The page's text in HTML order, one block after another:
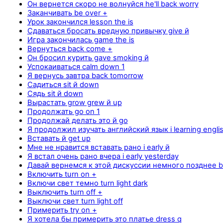
Он вернется скоро не волнуйся he'll back worry
Заканчивать be over +
Урок закончился lesson the is
Сдаваться бросать вредную привычку give й
Игра закончилась game the is
Вернуться back come +
Он бросил курить gave smoking й
Успокаиваться calm down 1
Я вернусь завтра back tomorrow
Садиться sit й down
Сядь sit й down
Вырастать grow grew й up
Продолжать go on 1
Продолжай делать это й go
Я продолжил изучать английский язык i learning
Вставать й get up
Мне не нравится вставать рано i early й
Я встал очень рано вчера i early yesterday
Давай вернемся к этой дискуссии немного позднее
Включить turn on +
Включи свет темно turn light dark
Выключить turn off +
Выключи свет turn light off
Примерить try on +
Я хотела бы примерить это платье dress q